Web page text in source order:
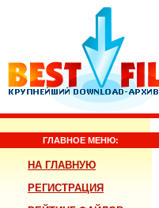
ГЛАВНОЕ МЕНЮ:
НА ГЛАВНУЮ
РЕГИСТРАЦИЯ